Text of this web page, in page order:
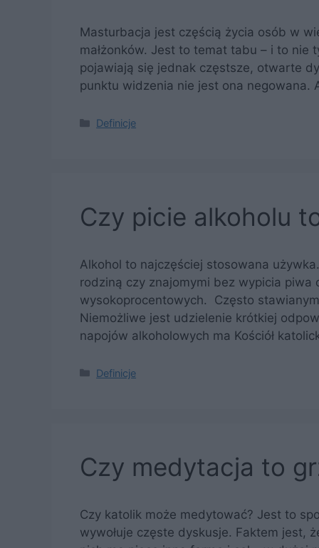
Masturbacja jest częścią życia osób w
małżonków. Jest to temat tabu – i to nie
pojawiają się jednak częstsze, otwarte
punktu widzenia nie jest ona negowana.
Kategorie
Definicje
Czy picie alkoholu
Alkohol to najczęściej stosowana
rodziną czy znajomymi bez wypicia
wysokoprocentowych. Często
Niemożliwe jest udzielenie krótkiej
napojów alkoholowych ma Kościół
Kategorie
Definicje
Czy medytacja to
Czy katolik może medytować? Jest to
wywołuje częste dyskusje. Faktem jest,